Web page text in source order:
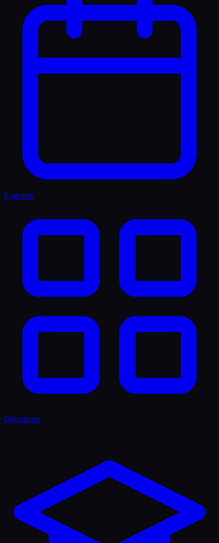
Eventos
Directorio